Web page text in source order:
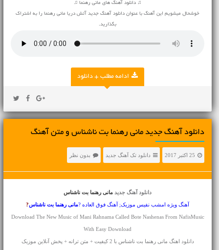
♫ دانلود آهنگ های مانی رهنما ♫
خوشحال میشویم این آهنگ با عنوان دانلود آهنگ جدید آتش دریا مانی رهنما را به اشتراک
بگذارید.
ادامه مطلب + دانلود
دانلود آهنگ جديد مانی رهنما بت ناشناس و متن آهنگ
25 اکتبر 2017 دانلود تک آهنگ جدید بدون نظر
دانلود آهنگ جدید مانی رهنما بت ناشناس
آهنگ ویژه امشب نفیس موزیک; آهنگ فوق العاده ?مانی رهنما بت ناشناس?
Download The New Music of Mani Rahnama Called Bote Nashenas From NafisMusic
With Easy Download
دانلود اهنگ مانی رهنما بت ناشناس با 2 کیفیت + متن ترانه + پخش آنلاین موزیک